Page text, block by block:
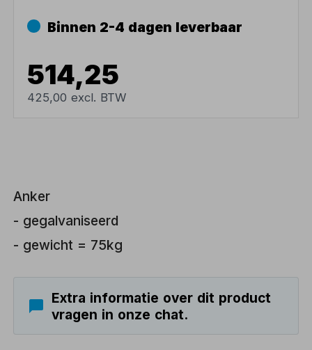
Binnen 2-4 dagen leverbaar
514,25
425,00 excl. BTW
Anker
- gegalvaniseerd
- gewicht = 75kg
Extra informatie over dit product
vragen in onze chat.